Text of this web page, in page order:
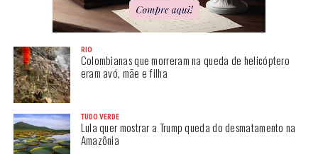
RIO
Colombianas que morreram na queda de helicóptero
eram avó, mãe e filha
TUDO VERDE
Lula quer mostrar a Trump queda do desmatamento na
Amazônia